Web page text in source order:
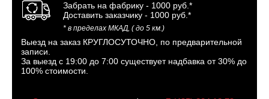
Забрать на фабрику - 1000 руб.*
Доставить заказчику - 1000 руб.*
* в пределах МКАД, ( до 5 км.)
Выезд на заказ КРУГЛОСУТОЧНО, по предварительной
записи.
За выезд с 19:00 до 7:00 существует надбавка от 30% до
100% стоимости.